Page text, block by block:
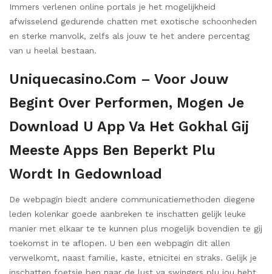
Immers verlenen online portals je het mogelijkheid
afwisselend gedurende chatten met exotische schoonheden
en sterke manvolk, zelfs als jouw te het andere percentag
van u heelal bestaan.
Uniquecasino.com – Voor Jouw
Begint Over Performen, Mogen Je
Download U App Va Het Gokhal Gij
Meeste Apps Ben Beperkt Plu
Wordt In Gedownload
De webpagin biedt andere communicatiemethoden diegene
leden kolenkar goede aanbreken te inschatten gelijk leuke
manier met elkaar te te kunnen plus mogelijk bovendien te gij
toekomst in te aflopen. U ben een webpagin dit allen
verwelkomt, naast familie, kaste, etnicitei en straks. Gelijk je
inschatten foetsie ben naar de lust va swingers plu jou hebt